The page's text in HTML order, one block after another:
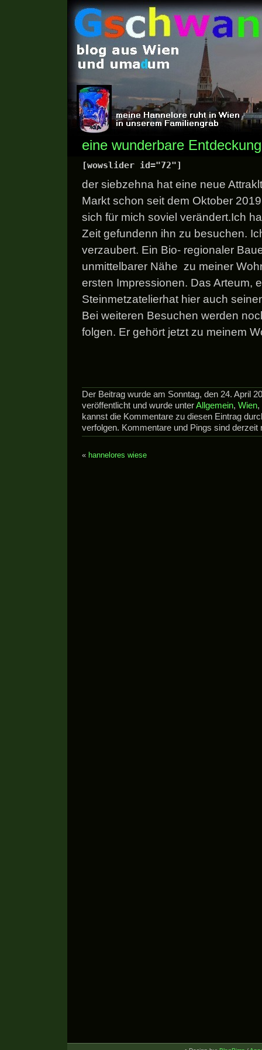
eine wunderbare Entdeckung
[wowslider id="72"]
der siebzehna hat eine neue
Markt schon seit dem Oktober
sich für mich soviel verändert.Ich
Zeit gefundenn ihn zu besuchen.
verzaubert. Ein Bio- regionaler
unmittelbarer Nähe zu meiner
ersten Impressionen. Das Arteum,
Steinmetzatelierhat hier auch
Bei weiteren Besuchen werden
folgen. Er gehört jetzt zu meinem
Der Beitrag wurde am Sonntag, den 24. April
veröffentlicht und wurde unterAllgemein, Wien,
kannst die Kommentare zu diesen Eintrag
verfolgen. Kommentare und Pings sind derzeit
« hannelores wiese